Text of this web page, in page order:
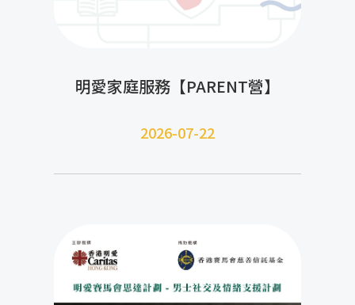
明愛家庭服務【PARENT營】
2026-07-22